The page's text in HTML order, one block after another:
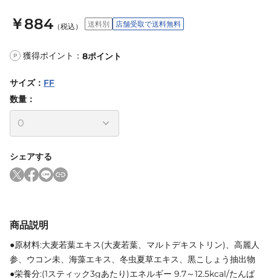
￥884 （税込） 送料別 店舗受取で送料無料
P 獲得ポイント： 8ポイント
サイズ： FF
数量：
シェアする
商品説明
●原材料:大麦若葉エキス(大麦若葉、マルトデキストリン)、高麗人
参、ウコン未、海藻エキス、冬虫夏草エキス、黒こしょう抽出物
●栄養分:(1スティック3gあたり)エネルギー 9.7～12.5kcal/たんぱ